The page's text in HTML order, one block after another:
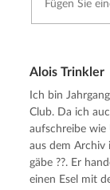
Abbrechen
Alois Trinkler
Ich bin
Club. Da ich
aufschreibe wie
aus dem Archiv
gäbe ??. Er
einen Esel mit